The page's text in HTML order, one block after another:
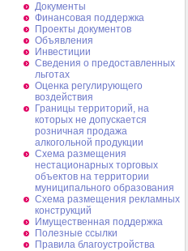
Документы
Финансовая поддержка
Проекты документов
Объявления
Инвестиции
Сведения о предоставленных
льготах
Оценка регулирующего
воздействия
Границы территорий, на
которых не допускается
розничная продажа
алкогольной продукции
Схема размещения
нестационарных торговых
объектов на территории
муниципального образования
Схема размещения рекламных
конструкций
Имущественная поддержка
Полезные ссылки
Правила благоустройства